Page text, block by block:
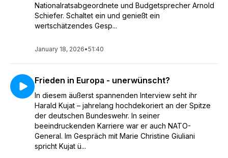
Nationalratsabgeordnete und Budgetsprecher Arnold
Schiefer. Schaltet ein und genießt ein
wertschätzendes Gesp...
January 18, 2026•51:40
Frieden in Europa - unerwünscht?
In diesem äußerst spannenden Interview seht ihr
Harald Kujat – jahrelang hochdekoriert an der Spitze
der deutschen Bundeswehr. In seiner
beeindruckenden Karriere war er auch NATO-
General. Im Gespräch mit Marie Christine Giuliani
spricht Kujat ü...